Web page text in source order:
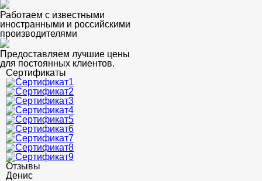
Работаем с известными
иностранными и российскими
производителями
Предоставляем лучшие цены
для постоянных клиентов.
Сертификаты
Отзывы
Денис